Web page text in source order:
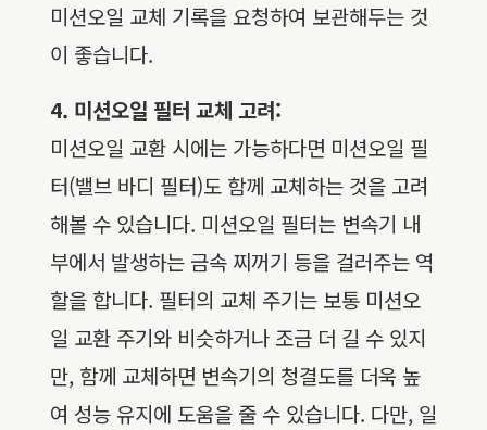
미션오일 교체 기록을 요청하여 보관해두는 것
이 좋습니다.
4. 미션오일 필터 교체 고려:
미션오일 교환 시에는 가능하다면 미션오일 필
터(밸브 바디 필터)도 함께 교체하는 것을 고려
해볼 수 있습니다. 미션오일 필터는 변속기 내
부에서 발생하는 금속 찌꺼기 등을 걸러주는 역
할을 합니다. 필터의 교체 주기는 보통 미션오
일 교환 주기와 비슷하거나 조금 더 길 수 있지
만, 함께 교체하면 변속기의 청결도를 더욱 높
여 성능 유지에 도움을 줄 수 있습니다. 다만, 일